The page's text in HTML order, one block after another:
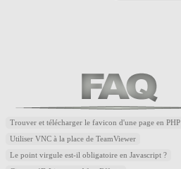
Trouver et télécharger le favicon d'une page en PHP
Utiliser VNC à la place de TeamViewer
Le point virgule est-il obligatoire en Javascript ?